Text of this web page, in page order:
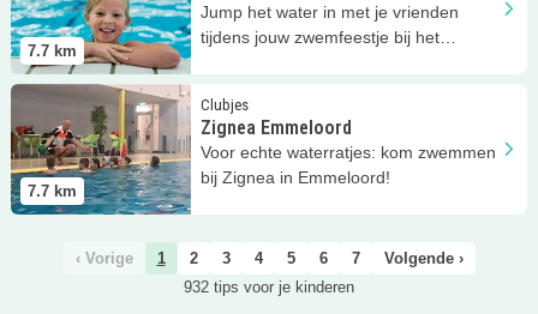
7.7 km
Jump het water in met je vrienden
tijdens jouw zwemfeestje bij het
7.7 km
Clubjes
Zignea Emmeloord
Voor echte waterratjes: kom zwemmen
bij Zignea in Emmeloord!
Lees meer Zignea Emmeloord
‹ Vorige 1 2 3 4 5 6 7
Volgende ›
932 tips voor je kinderen